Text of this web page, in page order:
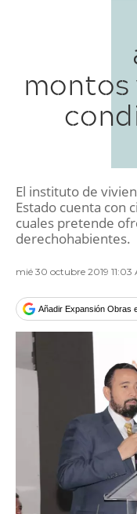
montos
El instituto de
Estado cuenta con
cuales pretende
derechohabientes.
mié 30 octubre 2019 11:03
Añadir Expansión Obras